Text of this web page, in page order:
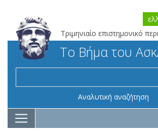
Τριμηνιαίο επιστημονικό
Το Βήμα του
Αναλυτική αναζήτηση